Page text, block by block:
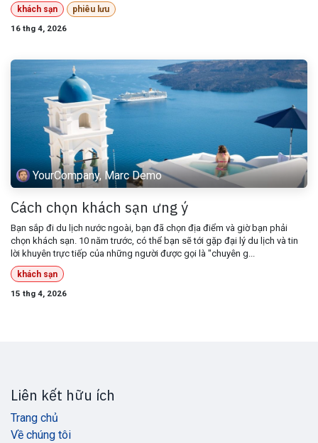
khách sạn
phiêu lưu
16 thg 4, 2026
YourCompany, Marc Demo
Cách chọn khách sạn ưng ý
Bạn sắp đi du lịch nước ngoài, bạn đã chọn địa điểm và giờ bạn phải
chọn khách sạn. 10 năm trước, có thể bạn sẽ tới gặp đại lý du lịch và tin
lời khuyên trực tiếp của những người được gọi là "chuyên g...
khách sạn
15 thg 4, 2026
Liên kết hữu ích
Trang chủ
Về chúng tôi